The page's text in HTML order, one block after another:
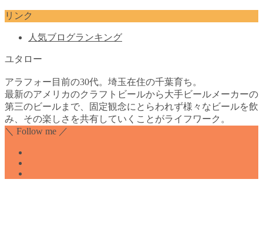
リンク
人気ブログランキング
ユタロー
アラフォー目前の30代。埼玉在住の千葉育ち。
最新のアメリカのクラフトビールから大手ビールメーカーの
第三のビールまで、固定観念にとらわれず様々なビールを飲
み、その楽しさを共有していくことがライフワーク。
＼ Follow me ／